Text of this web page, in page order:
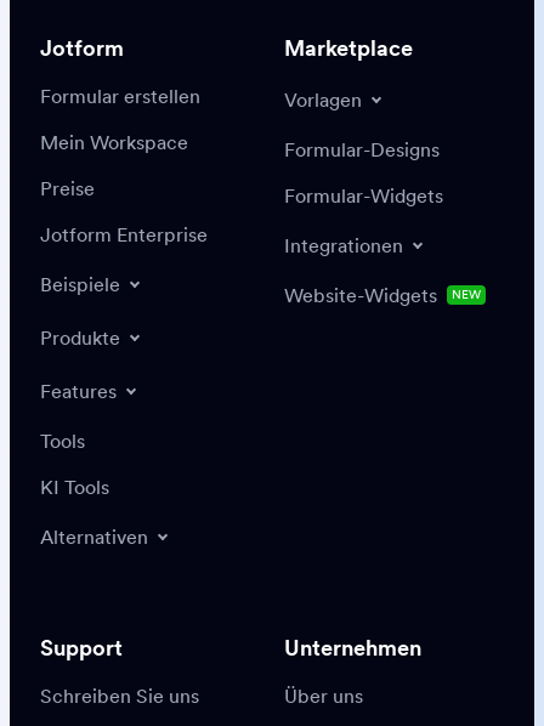
Jotform
Formular erstellen
Mein Workspace
Preise
Jotform Enterprise
Beispiele
Produkte
Features
Tools
KI Tools
Alternativen
Marketplace
Vorlagen
Formular-Designs
Formular-Widgets
Integrationen
Website-Widgets NEW
Support
Schreiben Sie uns
Unternehmen
Über uns